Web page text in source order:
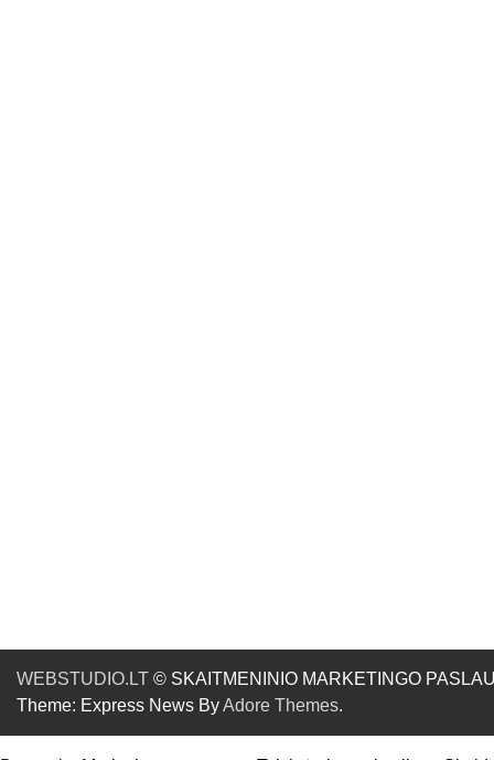
WEBSTUDIO.LT © SKAITMENINIO MARKETINGO
Theme: Express News ByAdore Themes.